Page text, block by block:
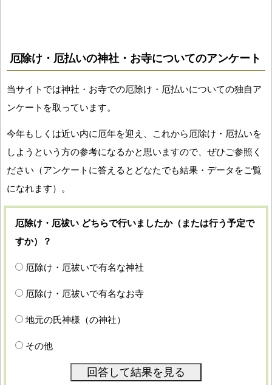
厄除け・厄払いの神社・お寺についてのアンケート
当サイトでは神社・お寺での厄除け・厄払いについての独自ア
ンケートを取っています。
今年もしくは近い内に厄年を迎え、これから厄除け・厄払いを
しようという方の参考になるかと思いますので、ぜひご参照く
ださい（アンケートに答えるとどなたでも結果・データをご覧
になれます）。
厄除け・厄祓い どちらで行いましたか（または行う予定で
すか）？
厄除け・厄祓いで有名な神社
厄除け・厄祓いで有名なお寺
地元の氏神様（の神社）
その他